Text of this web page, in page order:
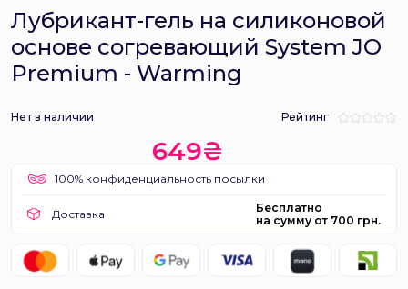
Лубрикант-гель на силиконовой
основе согревающий System JO
Premium - Warming
Нет в наличии Рейтинг
649₴
100% конфиденциальность посылки
Доставка
Бесплатно
на сумму от 700 грн.